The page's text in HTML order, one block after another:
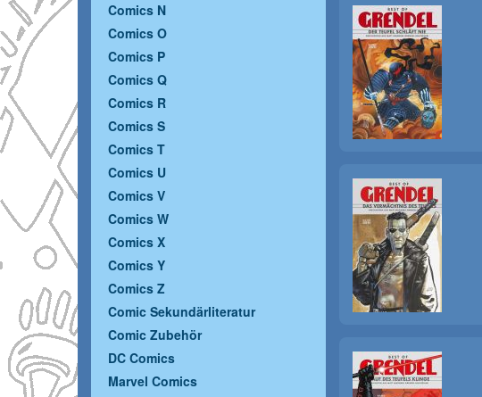
Comics N
Comics O
Comics P
Comics Q
Comics R
Comics S
Comics T
Comics U
Comics V
Comics W
Comics X
Comics Y
Comics Z
Comic Sekundärliteratur
Comic Zubehör
DC Comics
Marvel Comics